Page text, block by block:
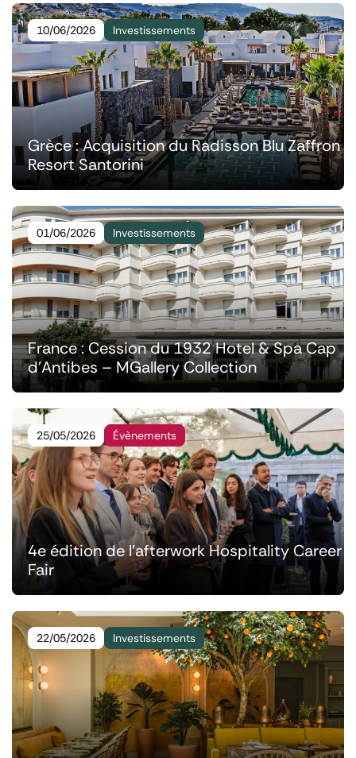
10/06/2026 Investissements
Grèce : Acquisition du Radisson Blu Zaffron
Resort Santorini
01/06/2026 Investissements
France : Cession du 1932 Hotel & Spa Cap
d’Antibes – MGallery Collection
25/05/2026 Évènements
4e édition de l'afterwork Hospitality Career
Fair
22/05/2026 Investissements